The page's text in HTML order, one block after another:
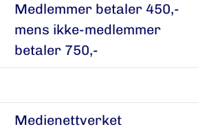
Medlemmer betaler 450,-
mens ikke-medlemmer
betaler 750,-
Medienettverket